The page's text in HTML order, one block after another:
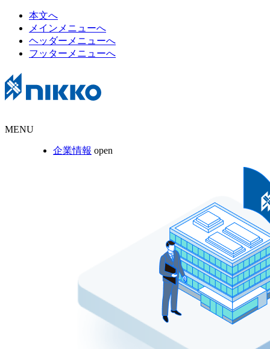
本文へ
メインメニューへ
ヘッダーメニューへ
フッターメニューへ
MENU
企業情報 open